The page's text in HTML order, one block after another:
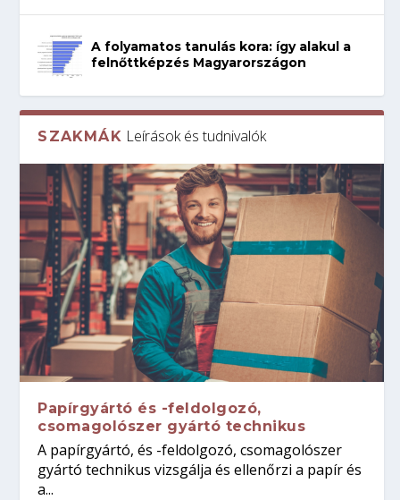
A folyamatos tanulás kora: így alakul a
felnőttképzés Magyarországon
SZAKMÁK Leírások és tudnivalók
Papírgyártó és -feldolgozó,
csomagolószer gyártó technikus
A papírgyártó, és -feldolgozó, csomagolószer
gyártó technikus vizsgálja és ellenőrzi a papír és
a...